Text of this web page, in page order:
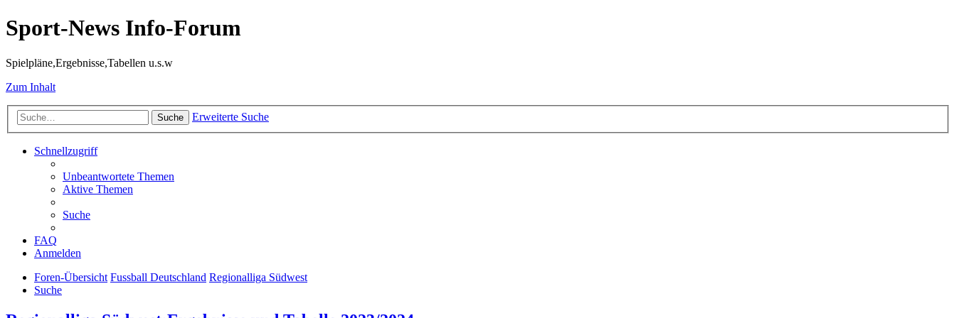
Sport-News Info-Forum
Spielpläne,Ergebnisse,Tabellen u.s.w
Zum Inhalt
Suche Erweiterte Suche
Schnellzugriff
Unbeantwortete Themen
Aktive Themen
Suche
FAQ
Anmelden
Foren-Übersicht Fussball Deutschland Regionalliga Südwest
Suche